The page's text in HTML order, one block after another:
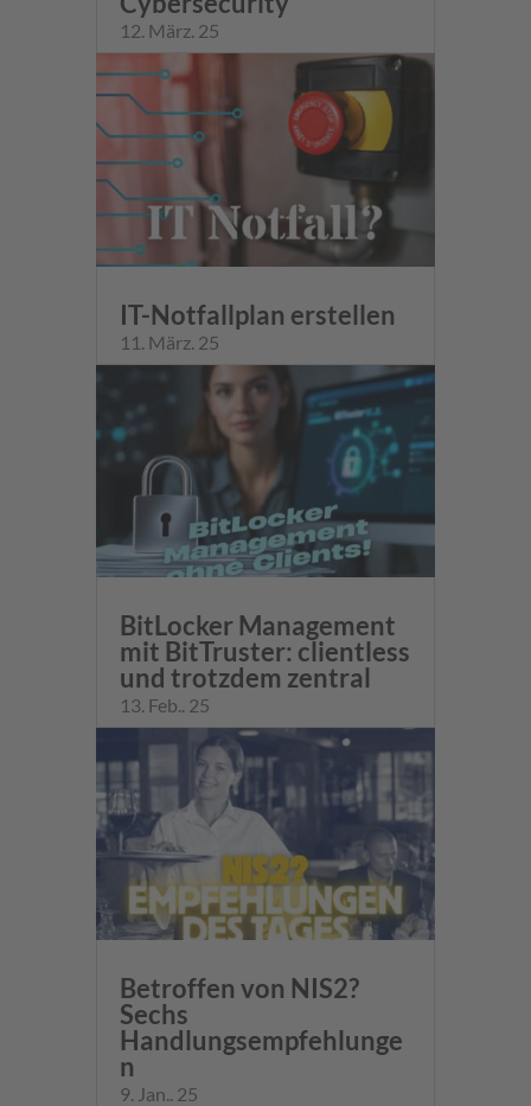
12. März. 25
IT-Notfallplan erstellen
11. März. 25
BitLocker Management
mit BitTruster: clientless
und trotzdem zentral
13. Feb.. 25
Betroffen von NIS2?
Sechs
Handlungsempfehlunge
n
9. Jan.. 25